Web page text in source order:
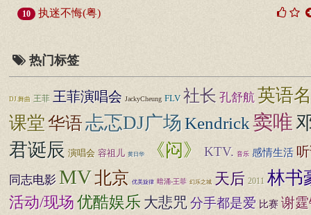
10 执迷不悔(粤)
热门标签
DJ.舞曲 王菲 王菲演唱会 JackyCheung FLV 社长 孔舒航 英语
课堂华语忐忑DJ广场Kendrick窦唯
君诞辰 演唱会 容祖儿 黄日华 《闷》 KTV. 音乐 感情生活
同志电影 MV北京 优美旋律 暗涌-王菲 幻乐之城 天后 2011 林书
活动/现场优酷娱乐 大悲咒分手都是爱 比赛 谢